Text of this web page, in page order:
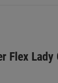
Flex Lady